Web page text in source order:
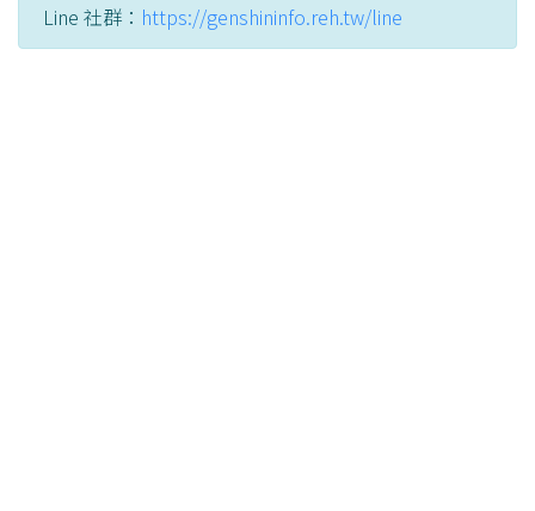
Line 社群： https://genshininfo.reh.tw/line